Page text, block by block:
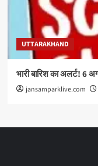
UTTARAKHAND
भारी बारिश का अलर्ट! 6
jansamparklive.com